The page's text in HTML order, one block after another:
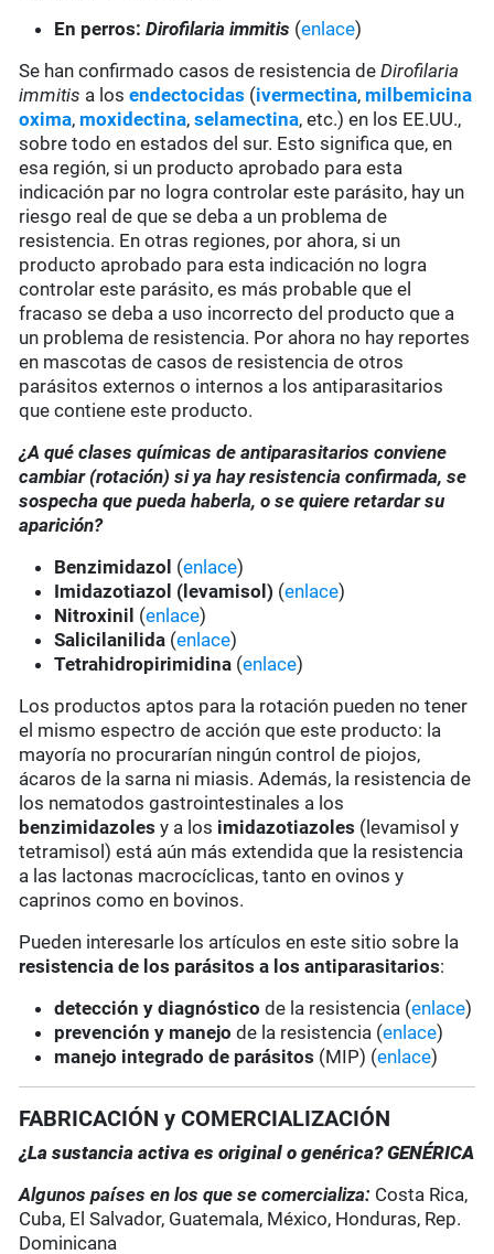
En perros: Dirofilaria immitis (enlace)
Se han confirmado casos de resistencia deDirofilaria
immitis a losendectocidas (ivermectina, milbemicina
oxima, moxidectina,selamectina, etc.) en los EE.UU.,
sobre todo en estados del sur. Esto significa que, en
esa región, si un producto aprobado para esta
indicación par no logra controlar este parásito, hay un
riesgo real de que se deba a un problema de
resistencia. En otras regiones, por ahora, si un
producto aprobado para esta indicación no logra
controlar este parásito, es más probable que el
fracaso se deba a uso incorrecto del producto que a
un problema de resistencia. Por ahora no hay reportes
en mascotas de casos de resistencia de otros
parásitos externos o internos a los antiparasitarios
que contiene este producto.
¿A qué clases químicas de antiparasitarios conviene
cambiar (rotación) si ya hay resistencia confirmada, se
sospecha que pueda haberla, o se quiere retardar su
aparición?
Benzimidazol (enlace)
Imidazotiazol (levamisol) (enlace)
Nitroxinil (enlace)
Salicilanilida (enlace)
Tetrahidropirimidina (enlace)
Los productos aptos para la rotación pueden no tener
el mismo espectro de acción que este producto: la
mayoría no procurarían ningún control de piojos,
ácaros de la sarna ni miasis. Además, la resistencia de
los nematodos gastrointestinales a los
benzimidazoles y a los imidazotiazoles (levamisol y
tetramisol) está aún más extendida que la resistencia
a las lactonas macrocíclicas, tanto en ovinos y
caprinos como en bovinos.
Pueden interesarle los artículos en este sitio sobre la
resistencia de los parásitos a los antiparasitarios:
detección y diagnóstico de la resistencia (enlace)
prevención y manejo de la resistencia (enlace)
manejo integrado de parásitos (MIP) (enlace)
FABRICACIÓN y COMERCIALIZACIÓN
¿La sustancia activa es original o genérica? GENÉRICA
Algunos países en los que se comercializa: Costa Rica,
Cuba, El Salvador, Guatemala, México, Honduras, Rep.
Dominicana